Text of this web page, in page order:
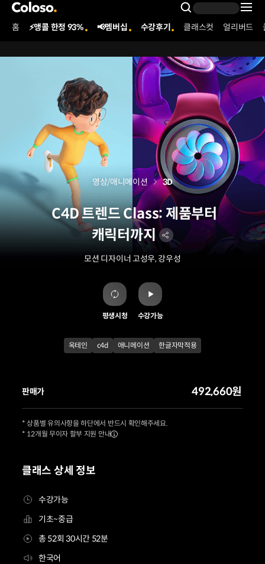
콜로소
Search
Coloso Menu
홈 ⚡앵콜 한정 93% 📢멤버십 수강후기 클래스컷 얼리버드
C4D 트렌드 Class: 제품부터
캐릭터까지
모션 디자이너 고성우, 강우성
영상/애니메이션 3D
평생시청 수강가능
옥테인 c4d 애니메이션 한글자막적용
클래스 상세 정보
수강가능
기초~중급
총 52회 30시간 52분
한국어
판매가 492,660원
* 상품별 유의사항을 하단에서 반드시 확인해주세요.
* 12개월 무이자 할부 지원 안내